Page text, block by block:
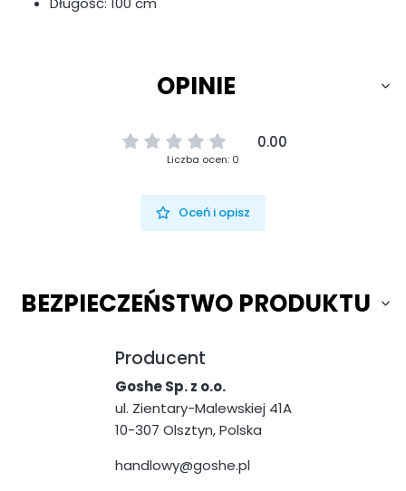
OPINIE
0.00
Liczba ocen: 0
Oceń i opisz
BEZPIECZEŃSTWO PRODUKTU
Producent
Goshe Sp. z o.o.
ul. Zientary-Malewskiej 41A
10-307 Olsztyn, Polska
handlowy@goshe.pl